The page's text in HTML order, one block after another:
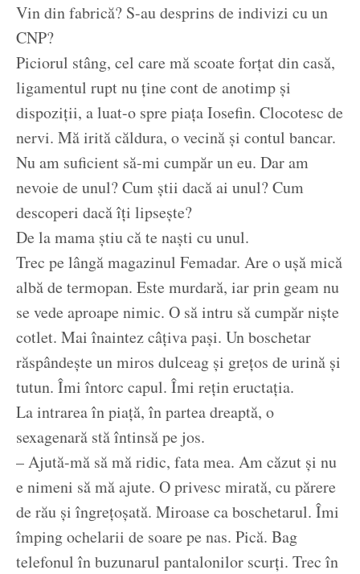
Vin din fabrică? S-au desprins de indivizi cu un
CNP?
Piciorul stâng, cel care mă scoate forțat din casă,
ligamentul rupt nu ține cont de anotimp și
dispoziții, a luat-o spre piața Iosefin. Clocotesc de
nervi. Mă irită căldura, o vecină și contul bancar.
Nu am suficient să-mi cumpăr un eu. Dar am
nevoie de unul? Cum știi dacă ai unul? Cum
descoperi dacă îți lipsește?
De la mama știu că te naști cu unul.
Trec pe lângă magazinul Femadar. Are o ușă mică
albă de termopan. Este murdară, iar prin geam nu
se vede aproape nimic. O să intru să cumpăr niște
cotlet. Mai înaintez câțiva pași. Un boschetar
răspândește un miros dulceag și grețos de urină și
tutun. Îmi întorc capul. Îmi rețin eructația.
La intrarea în piață, în partea dreaptă, o
sexagenară stă întinsă pe jos.
– Ajută-mă să mă ridic, fata mea. Am căzut și nu
e nimeni să mă ajute. O privesc mirată, cu părere
de rău și îngrețoșată. Miroase ca boschetarul. Îmi
împing ochelarii de soare pe nas. Pică. Bag
telefonul în buzunarul pantalonilor scurți. Trec în